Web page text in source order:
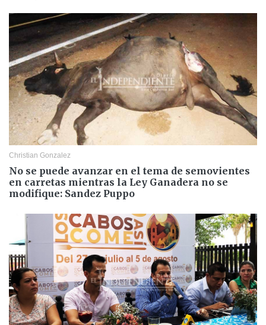
Christian Gonzalez
No se puede avanzar en el tema de semovientes
en carretas mientras la Ley Ganadera no se
modifique: Sandez Puppo